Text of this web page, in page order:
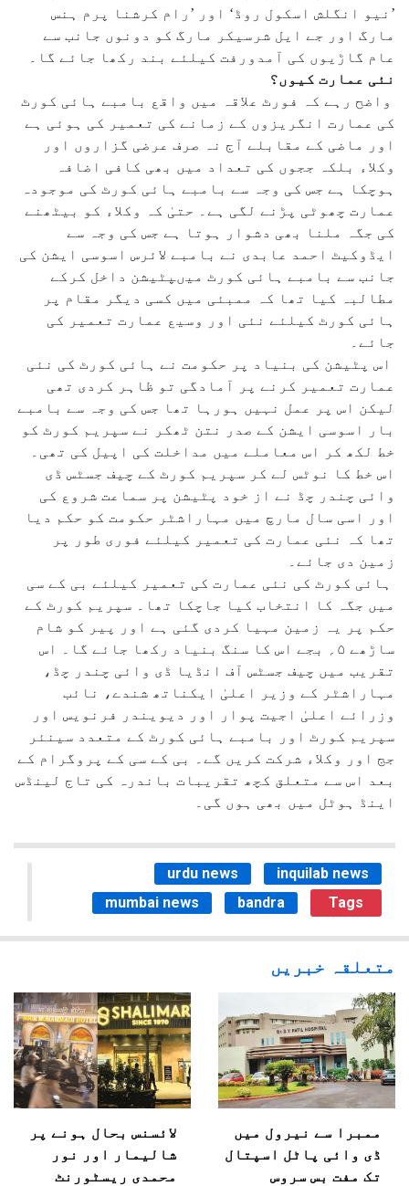
’نیو انگلش اسکول روڈ‘ اور ’رام کرشنا پرم ہنس
مارگ اور جے ایل شرسیکر مارگ کو دونوں جانب سے
عام گاڑیوں کی آمدورفت کیلئے بند رکھا جائے گا۔
نئی عمارت کیوں؟
واضح رہے کہ فورٹ علاقہ میں واقع بامبے ہائی کورٹ
کی عمارت انگریزوں کے زمانے کی تعمیر کی ہوئی ہے
اور ماضی کے مقابلے آج نہ صرف عرضی گزاروں اور
وکلاء بلکہ ججوں کی تعداد میں بھی کافی اضافہ
ہوچکا ہے جس کی وجہ سے بامبے ہائی کورٹ کی موجودہ
عمارت چھوٹی پڑنے لگی ہے۔ حتیٰ کہ وکلاء کو بیٹھنے
کی جگہ ملنا بھی دشوار ہوتا ہے جس کی وجہ سے
ایڈوکیٹ احمد عابدی نے بامبے لائرس اسوسی ایشن کی
جانب سے بامبے ہائی کورٹ میںپٹیشن داخل کرکے
مطالبہ کیا تھا کہ ممبئی میں کسی دیگر مقام پر
ہائی کورٹ کیلئے نئی اور وسیع عمارت تعمیر کی
جائے۔
اس پٹیشن کی بنیاد پر حکومت نے ہائی کورٹ کی نئی
عمارت تعمیر کرنے پر آمادگی تو ظاہر کردی تھی
لیکن اس پر عمل نہیں ہورہا تھا جس کی وجہ سے بامبے
بار اسوسی ایشن کے صدر نتن ٹھکر نے سپریم کورٹ کو
خط لکھ کر اس معاملے میں مداخلت کی اپیل کی تھی۔
اس خط کا نوٹس لے کر سپریم کورٹ کے چیف جسٹس ڈی
وائی چندر چڈ نے از خود پٹیشن پر سماعت شروع کی
اور اسی سال مارچ میں مہاراشٹر حکومت کو حکم دیا
تھا کہ نئی عمارت کی تعمیر کیلئے فوری طور پر
زمین دی جائے۔
ہائی کورٹ کی نئی عمارت کی تعمیر کیلئے بی کے سی
میں جگہ کا انتخاب کیا جاچکا تھا۔ سپریم کورٹ کے
حکم پر یہ زمین مہیا کردی گئی ہے اور پیر کو شام
ساڑھے ۵؍ بجے اس کا سنگ بنیاد رکھا جائے گا۔ اس
تقریب میں چیف جسٹس آف انڈیا ڈی وائی چندر چڈ،
مہاراشٹر کے وزیر اعلیٰ ایکناتھ شندے، نائب
وزرائے اعلیٰ اجیت پوار اور دیویندر فرنویس اور
سپریم کورٹ اور بامبے ہائی کورٹ کے متعدد سینئر
جج اور وکلاء شرکت کریں گے۔ بی کے سی کے پروگرام کے
بعد اس سے متعلق کچھ تقریبات باندرہ کی تاج لینڈس
اینڈ ہوٹل میں بھی ہوں گی۔
urdu news
inquilab news
mumbai news
bandra Tags
متعلقہ خبریں
ممبرا سے نیرول میں
ڈی وائی پاٹل اسپتال
تک مفت بس سروس
لائسنس بحال ہونے پر
شالیمار اور نور
محمدی ریسٹورنٹ